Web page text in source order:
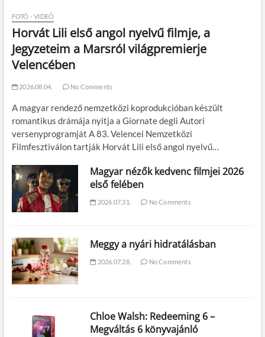
FOTÓ - VIDEÓ
Horvát Lili első angol nyelvű filmje, a
Jegyzeteim a Marsról világpremierje
Velencében
2026.08.04. No Comments
A magyar rendező nemzetközi koprodukcióban készült
romantikus drámája nyitja a Giornate degli Autori
versenyprogramját A 83. Velencei Nemzetközi
Filmfesztiválon tartják Horvát Lili első angol nyelvű…
Magyar nézők kedvenc filmjei 2026
első felében
2026.07.31. No Comments
Meggy a nyári hidratálásban
2026.07.28. No Comments
Chloe Walsh: Redeeming 6 –
Megváltás 6 könyvajánló